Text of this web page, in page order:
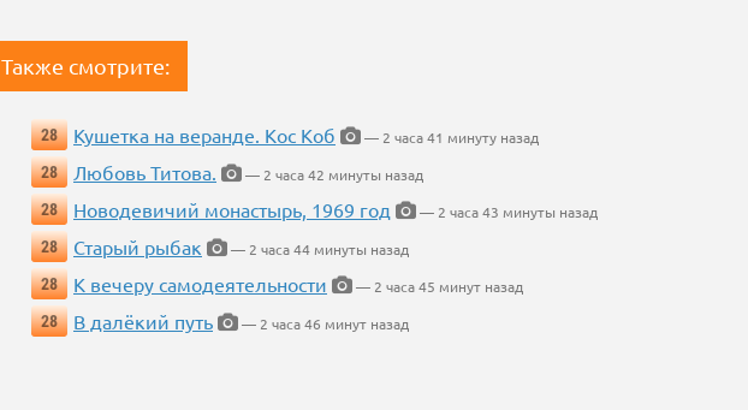
Также смотрите:
28 Кушетка на веранде. Кос Коб
— 2 часа 41 минуту назад
28
Любовь Титова.
— 2 часа 42 минуты назад
28
Новодевичий монастырь, 1969 год
— 2 часа 43 минуты назад
28
Старый рыбак
— 2 часа 44 минуты назад
28
К вечеру самодеятельности
— 2 часа 45 минут назад
28
В далёкий путь — 2 часа 46 минут назад